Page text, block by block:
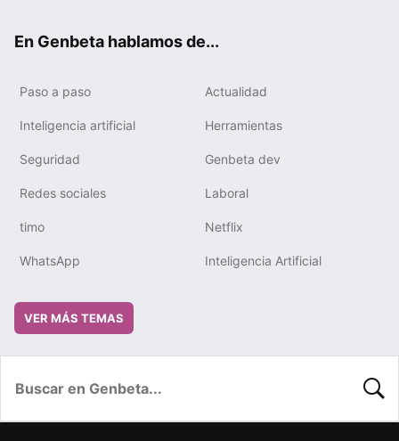
En Genbeta hablamos de...
Paso a paso Actualidad
Inteligencia artificial Herramientas
Seguridad Genbeta dev
Redes sociales Laboral
timo Netflix
WhatsApp Inteligencia Artificial
VER MÁS TEMAS